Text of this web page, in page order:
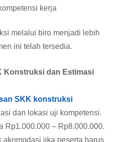
kerja
melalui biro menjadi lebih
ini telah tersedia.
Konstruksi dan Estimasi
SKK konstruksi
dan lokasi uji kompetensi.
Rp1.000.000 – Rp8.000.000.
akomodasi jika peserta harus